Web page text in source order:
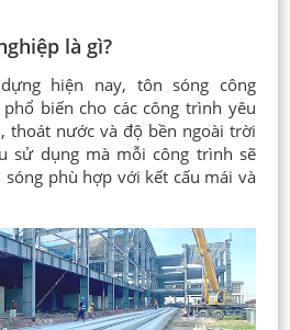
là gì?
hiện nay, tôn sóng công
biến cho các công trình yêu
thoát nước và độ bền ngoài trời
sử dụng mà mỗi công trình sẽ
phù hợp với kết cấu mái và